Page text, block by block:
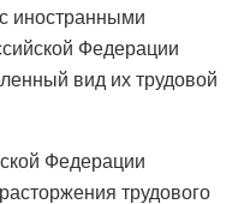
иностранными
Федерации
вид их трудовой
Федерации
трудового